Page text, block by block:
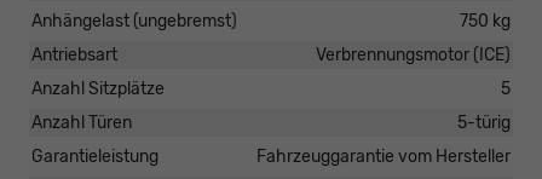
Anhängelast (ungebremst)
750 kg
Antriebsart
Verbrennungsmotor (ICE)
Anzahl Sitzplätze
5
Anzahl Türen
5-türig
Garantieleistung
Fahrzeuggarantie vom Hersteller